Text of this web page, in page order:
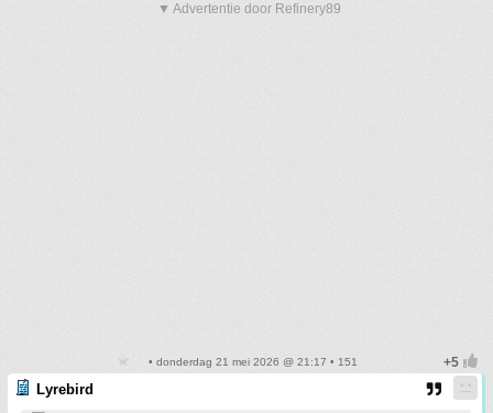
▼ Advertentie door Refinery89
• donderdag 21 mei 2026 @ 21:17 • 151
Lyrebird